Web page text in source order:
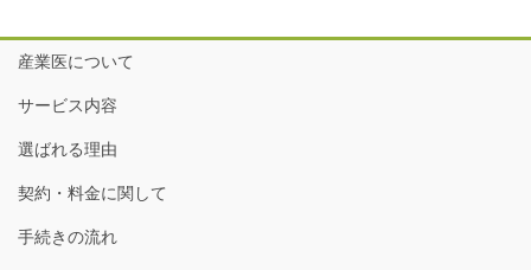
産業医について
サービス内容
選ばれる理由
契約・料金に関して
手続きの流れ